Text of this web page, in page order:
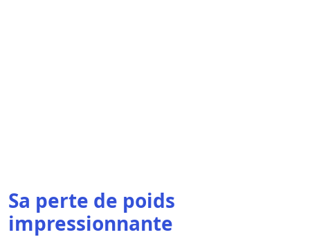
Sa perte de poids
impressionnante